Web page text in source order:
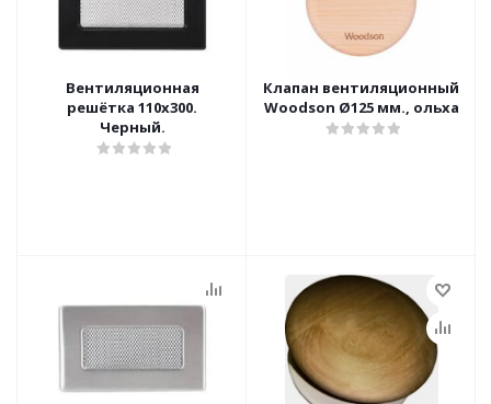
Вентиляционная
решётка 110х300.
Черный.
Клапан вентиляционный
Woodson Ø125 мм., ольха